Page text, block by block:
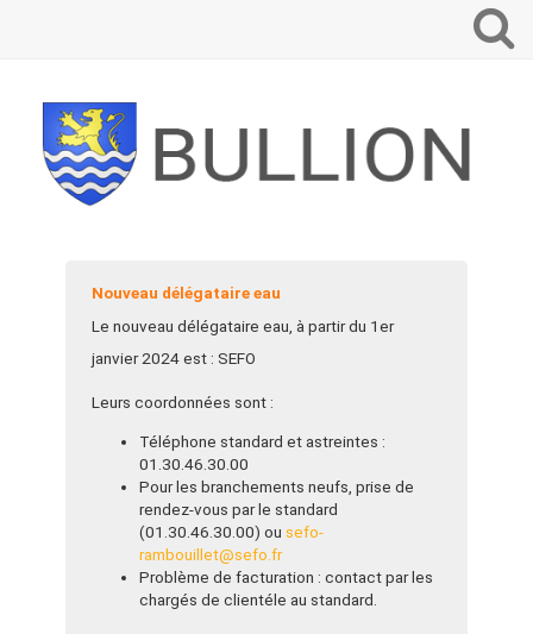
Que
voulez-
Nouveau délégataire eau
Le nouveau délégataire eau, à partir du 1er
janvier 2024 est : SEFO
Leurs coordonnées sont :
Téléphone standard et astreintes :
01.30.46.30.00
Pour les branchements neufs, prise de
rendez-vous par le standard
(01.30.46.30.00) ou sefo-
rambouillet@sefo.fr
Problème de facturation : contact par les
chargés de clientéle au standard.